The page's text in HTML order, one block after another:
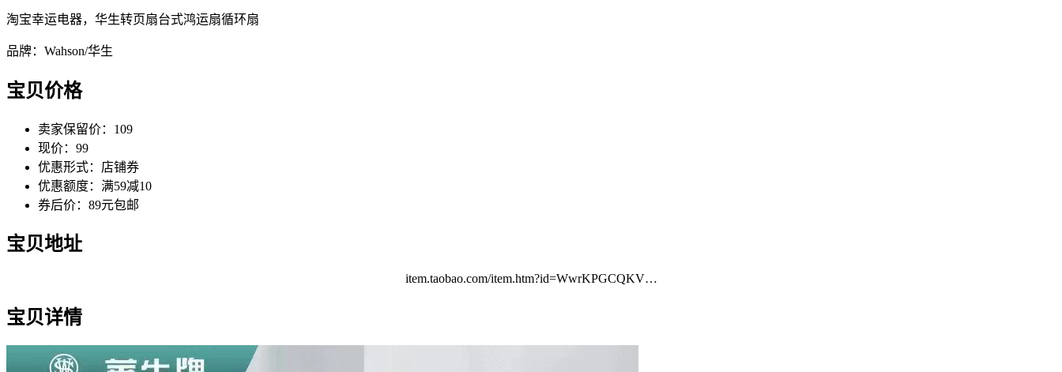
淘宝幸运电器，华生转页扇台式鸿运扇循环扇
品牌：Wahson/华生
宝贝价格
卖家保留价：109
现价：99
优惠形式：店铺券
优惠额度：满59减10
券后价：89元包邮
宝贝地址
item.taobao.com/item.htm?id=WwrKPGCQKV…
宝贝详情